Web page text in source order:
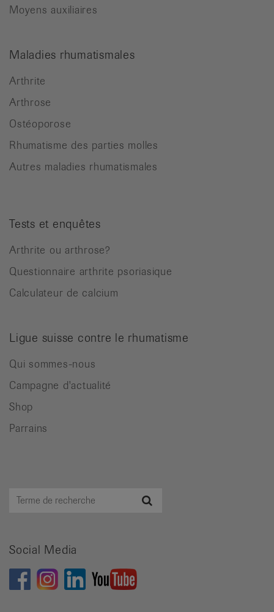
Moyens auxiliaires
Maladies rhumatismales
Arthrite
Arthrose
Ostéoporose
Rhumatisme des parties molles
Autres maladies rhumatismales
Tests et enquêtes
Arthrite ou arthrose?
Questionnaire arthrite psoriasique
Calculateur de calcium
Ligue suisse contre le rhumatisme
Qui sommes-nous
Campagne d'actualité
Shop
Parrains
Terme
Social Media